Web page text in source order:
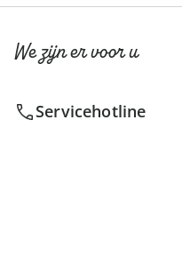
We zijn er voor u
Servicehotline